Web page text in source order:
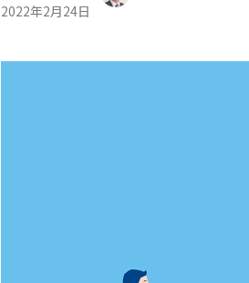
2022年2月24日